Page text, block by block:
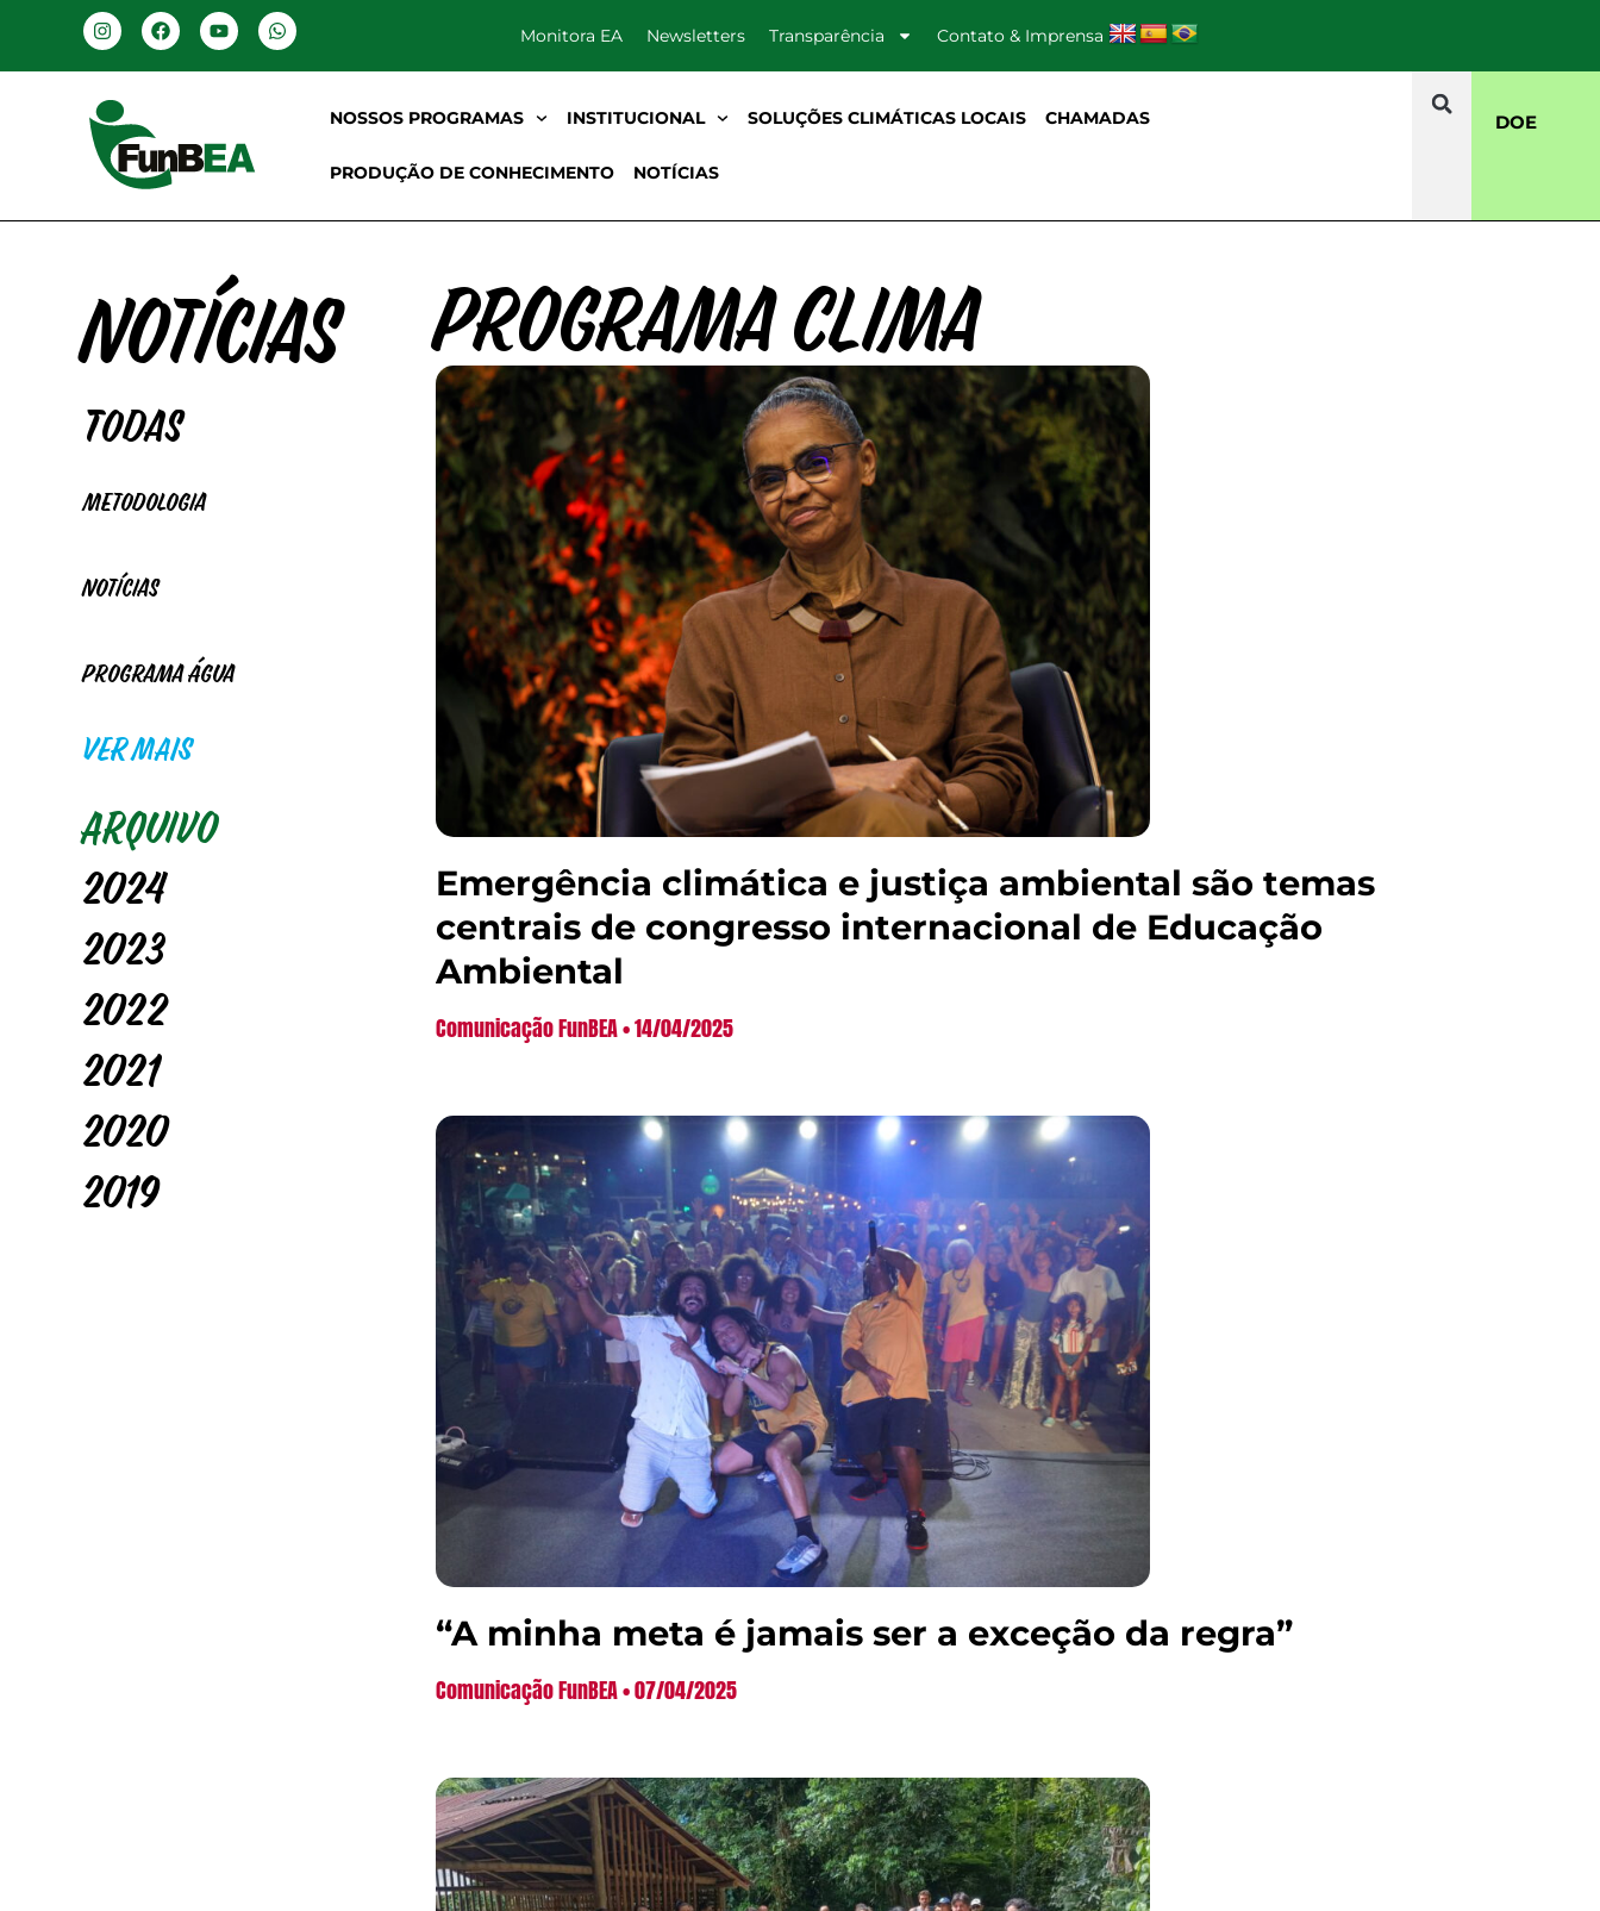
Monitora EA Newsletters Transparência Contato & Imprensa
NOSSOS PROGRAMAS INSTITUCIONAL SOLUÇÕES CLIMÁTICAS LOCAIS CHAMADAS
PRODUÇÃO DE CONHECIMENTO NOTÍCIAS
DOE
Notícias
Todas
Metodologia
Notícias
Programa Água
VER MAIS
Arquivo
2024
2023
2022
2021
2020
2019
Programa Clima
Emergência climática e justiça ambiental são temas
centrais de congresso internacional de Educação
Ambiental
Comunicação FunBEA 14/04/2025
“A minha meta é jamais ser a exceção da regra”
Comunicação FunBEA 07/04/2025